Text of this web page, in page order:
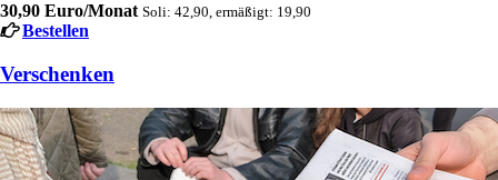
30,90 Euro/Monat Soli: 42,90, ermäßigt: 19,90
Bestellen
Verschenken